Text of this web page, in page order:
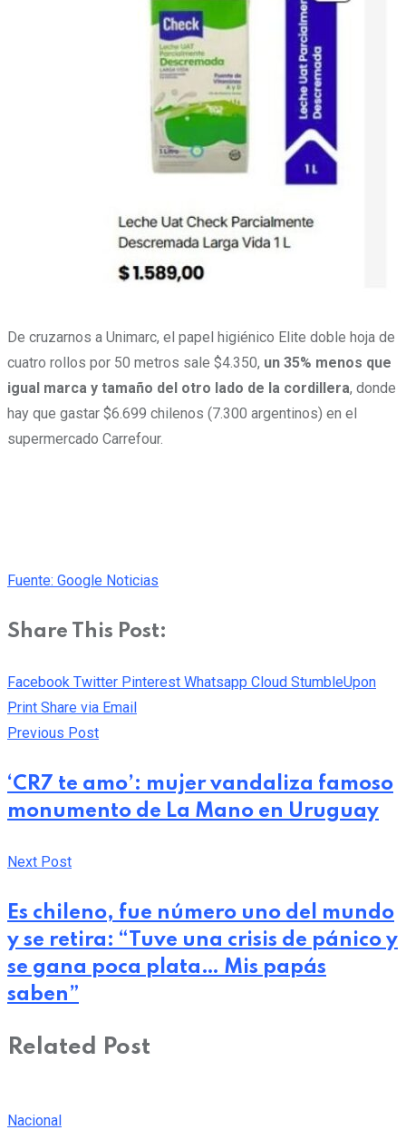
De cruzarnos a Unimarc, el papel higiénico Elite doble hoja de
cuatro rollos por 50 metros sale $4.350, un 35% menos que
igual marca y tamaño del otro lado de la cordillera, donde
hay que gastar $6.699 chilenos (7.300 argentinos) en el
supermercado Carrefour.
Fuente: Google Noticias
Share This Post:
Facebook Twitter Pinterest Whatsapp Cloud StumbleUpon
Print Share via Email
Previous Post
‘CR7 te amo’: mujer vandaliza famoso
monumento de La Mano en Uruguay
Next Post
Es chileno, fue número uno del mundo
y se retira: “Tuve una crisis de pánico y
se gana poca plata… Mis papás
saben”
Related Post
Nacional